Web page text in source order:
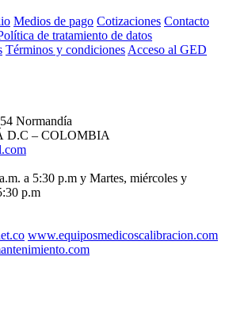
Medios de pago Cotizaciones Contacto
de tratamiento de datos
Términos y condiciones Acceso al GED
Normandía
D.C – COLOMBIA
a 5:30 p.m y Martes, miércoles y
p.m
www.equiposmedicoscalibracion.com